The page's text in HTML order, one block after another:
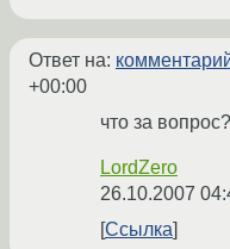
Ответ на:
+00:00
что за
LordZero
26.10.2007
Ссылка